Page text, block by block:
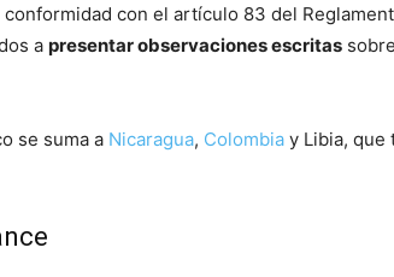
conformidad con el artículo 83 del
a presentar observaciones escritas
se suma a Nicaragua, Colombia y Libia, que